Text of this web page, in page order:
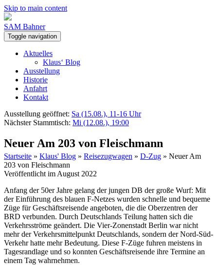
Skip to main content
SAM Bahner
Toggle navigation
Aktuelles
Klaus‘ Blog
Ausstellung
Historie
Anfahrt
Kontakt
Ausstellung geöffnet: Sa (15.08.), 11-16 Uhr
Nächster Stammtisch: Mi (12.08.), 19:00
Neuer Am 203 von Fleischmann
Startseite » Klaus' Blog » Reisezugwagen » D-Zug » Neuer Am
203 von Fleischmann
Veröffentlicht im August 2022
Anfang der 50er Jahre gelang der jungen DB der große Wurf: Mit
der Einführung des blauen F-Netzes wurden schnelle und bequeme
Züge für Geschäftsreisende angeboten, die die Oberzentren der
BRD verbunden. Durch Deutschlands Teilung hatten sich die
Verkehrsströme geändert. Die Vier-Zonenstadt Berlin war nicht
mehr der Verkehrsmittelpunkt Deutschlands, sondern der Nord-Süd-
Verkehr hatte mehr Bedeutung. Diese F-Züge fuhren meistens in
Tagesrandlage und so konnten Geschäftsreisende ihre Termine an
einem Tag wahrnehmen.